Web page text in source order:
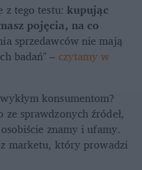
z tego testu: kupując
pojęcia, na co
sprzedawców nie mają
badań" – czytamy w
konsumentom?
sprawdzonych źródeł,
znamy i ufamy.
marketu, który prowadzi